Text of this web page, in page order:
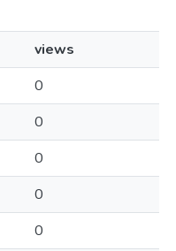
views
0
0
0
0
0